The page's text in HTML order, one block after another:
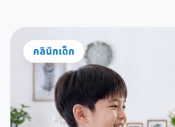
คลินิกเด็ก